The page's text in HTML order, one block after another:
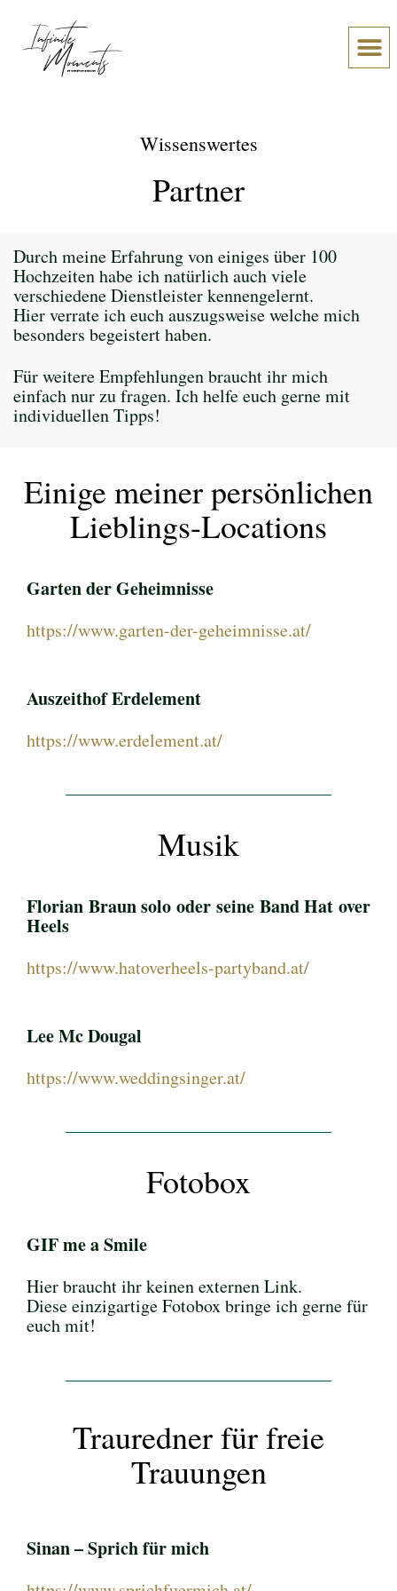
Wissenswertes
Partner
Durch meine Erfahrung von einiges über 100
Hochzeiten habe ich natürlich auch viele
verschiedene Dienstleister kennengelernt.
Hier verrate ich euch auszugsweise welche mich
besonders begeistert haben.
Für weitere Empfehlungen braucht ihr mich
einfach nur zu fragen. Ich helfe euch gerne mit
individuellen Tipps!
Einige meiner persönlichen
Lieblings-Locations
Garten der Geheimnisse
https://www.garten-der-geheimnisse.at/
Auszeithof Erdelement
https://www.erdelement.at/
Musik
Florian Braun solo oder seine Band Hat over
Heels
https://www.hatoverheels-partyband.at/
Lee Mc Dougal
https://www.weddingsinger.at/
Fotobox
GIF me a Smile
Hier braucht ihr keinen externen Link.
Diese einzigartige Fotobox bringe ich gerne für
euch mit!
Trauredner für freie
Trauungen
Sinan – Sprich für mich